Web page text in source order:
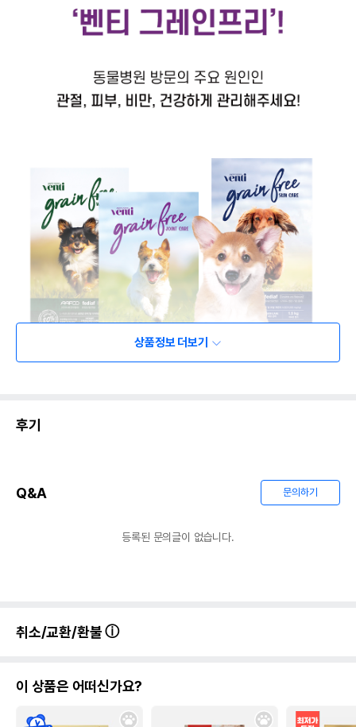
상품정보 더보기
후기
Q&A 문의하기
등록된 문의글이 없습니다.
취소/교환/환불
이 상품은 어떠신가요?